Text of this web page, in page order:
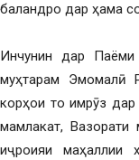
баландро дар ҳама
Инчунин дар
муҳтарам Эмомалӣ
корҳои то имрӯз дар
мамлакат,
иҷроияи маҳаллии